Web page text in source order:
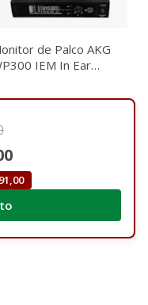
de Palco AKG
IEM In Ear